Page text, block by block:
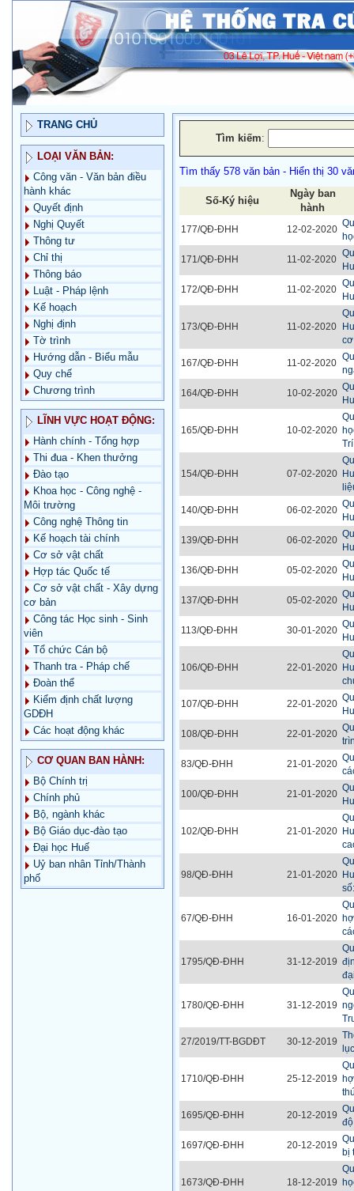
TRANG CHỦ
LOẠI VĂN BẢN:
Công văn - Văn bản điều
hành khác
Quyết định
Nghị Quyết
Thông tư
Chỉ thị
Thông báo
Luật - Pháp lệnh
Kế hoạch
Nghị định
Tờ trình
Hướng dẫn - Biểu mẫu
Quy chế
Chương trình
LĨNH VỰC HOẠT ĐỘNG:
Hành chính - Tổng hợp
Thi đua - Khen thưởng
Đào tạo
Khoa học - Công nghệ -
Môi trường
Công nghệ Thông tin
Kế hoạch tài chính
Cơ sở vật chất
Hợp tác Quốc tế
Cơ sở vật chất - Xây dựng
cơ bản
Công tác Học sinh - Sinh
viên
Tổ chức Cán bộ
Thanh tra - Pháp chế
Đoàn thể
Kiểm định chất lượng
GDĐH
Các hoạt động khác
CƠ QUAN BAN HÀNH:
Bộ Chính trị
Chính phủ
Bộ, ngành khác
Bộ Giáo dục-đào tạo
Đại học Huế
Uỷ ban nhân Tỉnh/Thành
phố
Tìm kiếm:
Tìm thấy 578 văn bản - Hiển thị 30
Số-Ký hiệu
Ngày ban
hành
177/QĐ-ĐHH 12-02-2020
171/QĐ-ĐHH 11-02-2020
172/QĐ-ĐHH 11-02-2020
173/QĐ-ĐHH 11-02-2020
167/QĐ-ĐHH 11-02-2020
164/QĐ-ĐHH 10-02-2020
165/QĐ-ĐHH 10-02-2020
154/QĐ-ĐHH 07-02-2020
140/QĐ-ĐHH 06-02-2020
139/QĐ-ĐHH 06-02-2020
136/QĐ-ĐHH 05-02-2020
137/QĐ-ĐHH 05-02-2020
113/QĐ-ĐHH 30-01-2020
106/QĐ-ĐHH 22-01-2020
107/QĐ-ĐHH 22-01-2020
108/QĐ-ĐHH 22-01-2020
83/QĐ-ĐHH 21-01-2020
100/QĐ-ĐHH 21-01-2020
102/QĐ-ĐHH 21-01-2020
98/QĐ-ĐHH 21-01-2020
67/QĐ-ĐHH 16-01-2020
1795/QĐ-ĐHH 31-12-2019
1780/QĐ-ĐHH 31-12-2019
27/2019/TT-BGDĐT 30-12-2019
1710/QĐ-ĐHH 25-12-2019
1695/QĐ-ĐHH 20-12-2019
1697/QĐ-ĐHH 20-12-2019
bị
1673/QĐ-ĐHH 18-12-2019